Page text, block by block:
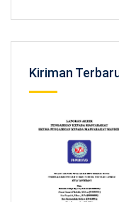
Kiriman